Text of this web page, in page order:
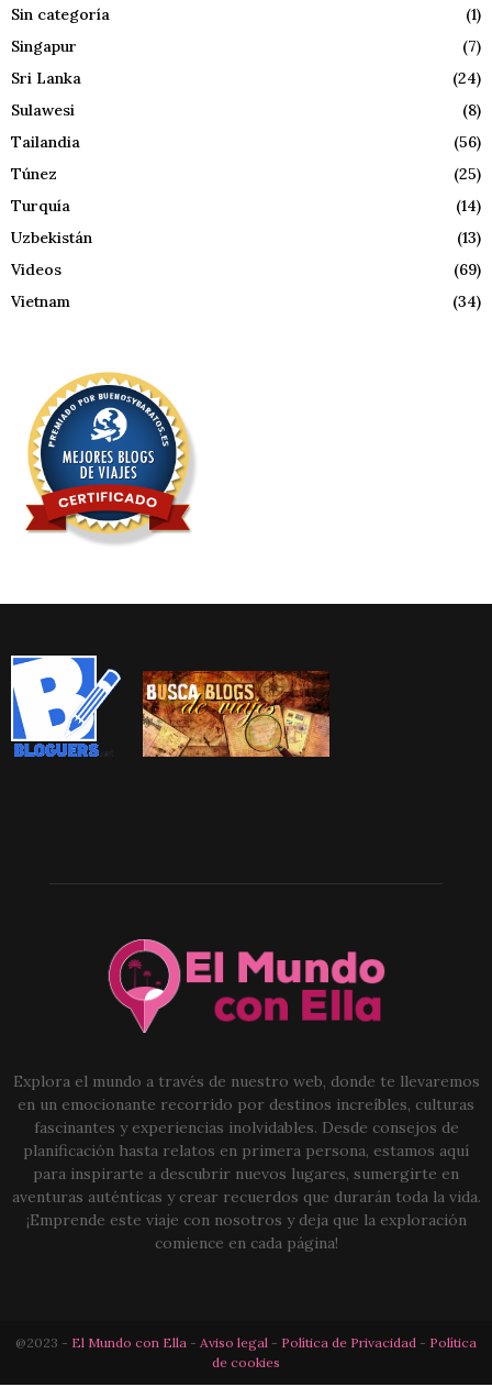
Sin categoría
(1)
Singapur
(7)
Sri Lanka
(24)
Sulawesi
(8)
Tailandia
(56)
Túnez
(25)
Turquía
(14)
Uzbekistán
(13)
Videos
(69)
Vietnam
(34)
Explora el mundo a través de nuestro web, donde te llevaremos
en un emocionante recorrido por destinos increíbles, culturas
fascinantes y experiencias inolvidables. Desde consejos de
planificación hasta relatos en primera persona, estamos aquí
para inspirarte a descubrir nuevos lugares, sumergirte en
aventuras auténticas y crear recuerdos que durarán toda la vida.
¡Emprende este viaje con nosotros y deja que la exploración
comience en cada página!
@2023 - El Mundo con Ella - Aviso legal - Política de Privacidad - Política
de cookies